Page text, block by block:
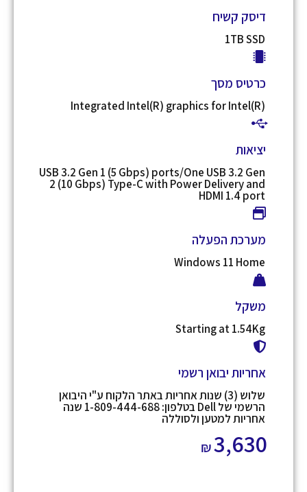
דיסק קשיח
1TB SSD
כרטיס מסך
Integrated Intel(R) graphics for Intel(R)
יציאות
USB 3.2 Gen 1 (5 Gbps) ports/One USB 3.2 Gen
2 (10 Gbps) Type-C with Power Delivery and
HDMI 1.4 port
מערכת הפעלה
Windows 11 Home
משקל
Starting at 1.54Kg
אחריות יבואן רשמי
שלוש (3) שנות אחריות באתר הלקוח ע"י היבואן
הרשמי של Dell בטלפון: 1-809-444-688 שנה
אחריות למטען ולסוללה
₪ 3,630